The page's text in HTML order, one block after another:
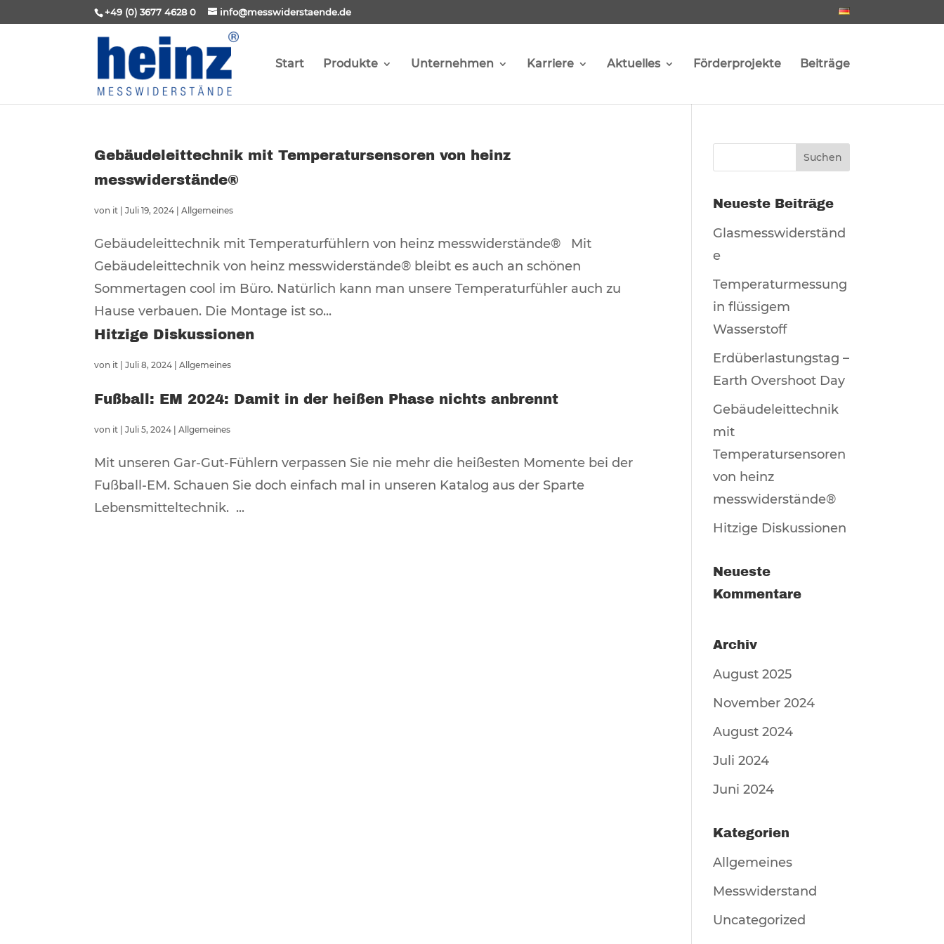
+49 (0) 3677 4628 0 info@messwiderstaende.de
Start Produkte Unternehmen Karriere Aktuelles Förderprojekte Beiträge
Gebäudeleittechnik mit Temperatursensoren von heinz
messwiderstände®
von it |Juli 19, 2024 |Allgemeines
Gebäudeleittechnik mit Temperaturfühlern von heinz messwiderstände® Mit
Gebäudeleittechnik von heinz messwiderstände® bleibt es auch an schönen
Sommertagen cool im Büro. Natürlich kann man unsere Temperaturfühler auch zu
Hause verbauen. Die Montage ist so...
Hitzige Diskussionen
von it |Juli 8, 2024 |Allgemeines
Fußball: EM 2024: Damit in der heißen Phase nichts anbrennt
von it |Juli 5, 2024 |Allgemeines
Mit unseren Gar-Gut-Fühlern verpassen Sie nie mehr die heißesten Momente bei der
Fußball-EM. Schauen Sie doch einfach mal in unseren Katalog aus der Sparte
Lebensmitteltechnik. ...
Neueste Beiträge
Glasmesswiderständ
e
Temperaturmessung
in flüssigem
Wasserstoff
Erdüberlastungstag –
Earth Overshoot Day
Gebäudeleittechnik
mit
Temperatursensoren
von heinz
messwiderstände®
Hitzige Diskussionen
Neueste
Kommentare
Archiv
August 2025
November 2024
August 2024
Juli 2024
Juni 2024
Kategorien
Allgemeines
Messwiderstand
Uncategorized